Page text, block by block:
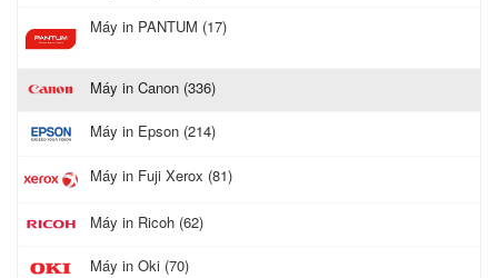
Máy in PANTUM (17)
Máy in Canon (336)
Máy in Epson (214)
Máy in Fuji Xerox (81)
Máy in Ricoh (62)
Máy in Oki (70)